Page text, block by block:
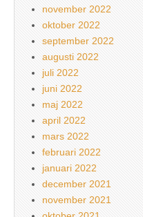
november 2022
oktober 2022
september 2022
augusti 2022
juli 2022
juni 2022
maj 2022
april 2022
mars 2022
februari 2022
januari 2022
december 2021
november 2021